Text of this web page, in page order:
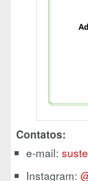
Contatos:
e-mail:
Instagram: